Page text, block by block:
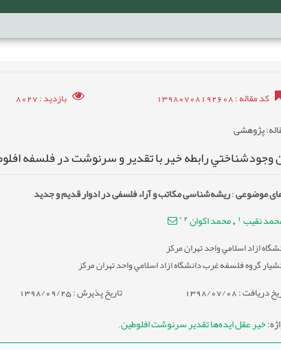
کد مقاله: 13980708192608 بازدید: 8027
: پژوهشی
وجودشناختي رابطه خير با تقدير و سرنوشت در فلسفه
موضوعی:ریشه‌شناسی مکاتب و آراء فلسفی در ادوار قدیم و جدید
نقيب 1
,محمد اكوان2
*
ازاد اسلامي واحد تهران مركز
گروه فلسفه غرب دانشگاه ازاد اسلامي واحد تهران مركز
دریافت : 1398/07/08 تاریخ پذیرش : 1398/09/25
:خير عقل ايده‌ها تقدير سرنوشت افلوطين,